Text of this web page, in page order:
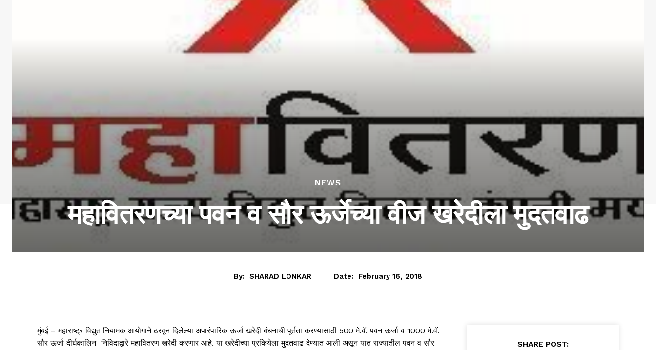
NEWS
महावितरणच्या पवन व सौर ऊर्जेच्या वीज खरेदीला मुदतवाढ
By: SHARAD LONKAR Date: February 16, 2018
मुंबई – महाराष्ट्र विद्युत नियामक आयोगाने ठरवून दिलेल्या अपारंपारिक ऊर्जा खरेदी बंधनाची पूर्तता करण्यासाठी 500 मे.वॅ. पवन ऊर्जा व 1000 मे.वॅ.
सौर ऊर्जा दीर्घकालिन निविदाद्वारे महावितरण खरेदी करणार आहे. या खरेदीच्या प्रकियेला मुदतवाढ देण्यात आली असून यात राज्यातील पवन व सौर
SHARE POST: